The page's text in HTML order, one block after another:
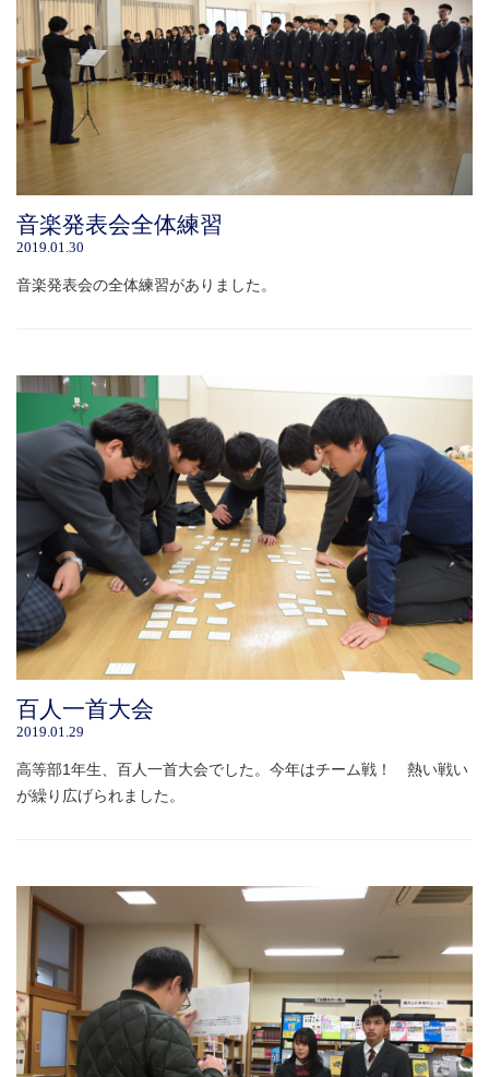
音楽発表会全体練習
2019.01.30
音楽発表会の全体練習がありました。
百人一首大会
2019.01.29
高等部1年生、百人一首大会でした。今年はチーム戦！ 熱い戦い
が繰り広げられました。